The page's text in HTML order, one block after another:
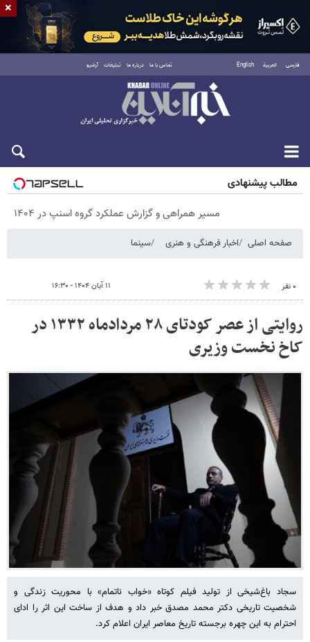
فارسی العربية English تماس با ما درباره ما تبلیغات آرشیو
جمعه ۱۶ مرداد ۱۴۰۵
مطالب پیشنهادی
مسیر همراهی و گزارش عملکرد گروه اسنپ در ۱۴۰۴
صفحه اصلی اخبار فرهنگی و هنری سینما
۰ نفر ۱۱ آبان ۱۴۰۴ - ۱۶:۳۰
روایتی از عصر کودتای ۲۸ مردادماه ۱۳۳۲ در
کاخ نخست وزیری
سجاد باغ‌شیخی از تولید فیلم کوتاه «خواب ناتمام» با محوریت زندگی و
شخصیت تاریخی دکتر محمد مصدق خبر داد و هدف از ساخت این اثر را ادای
احترام به این چهره برجسته تاریخ معاصر ایران اعلام کرد.
×